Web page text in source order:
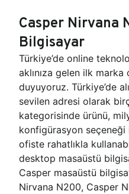
Casper Nirvana
Bilgisayar
Türkiye’de online
aklınıza gelen ilk
duyuyoruz. Türkiye’de
sevilen adresi olarak
kategorisinde ürünü,
konfigürasyon seçeneği
ofiste rahatlıkla
desktop masaüstü
Casper masaüstü
Nirvana N200, Casper